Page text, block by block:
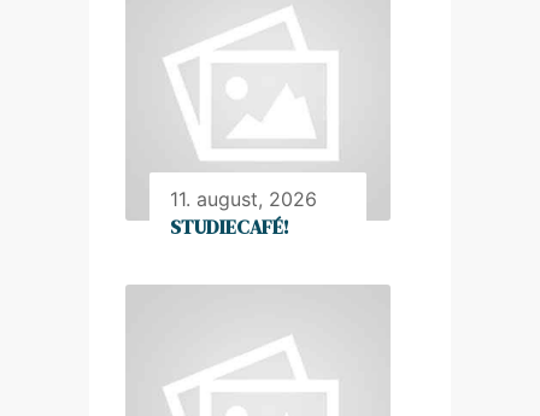
11. august, 2026
STUDIECAFÉ!